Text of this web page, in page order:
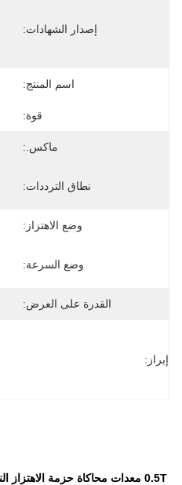
إصدار الشهادات:
اسم المنتج:
قوة:
ماكس.:
نطاق الترددات:
وضع الاهتزاز:
وضع السرعة:
القدرة على العرض:
إبراز:
0.5T معدات محاكاة حزمة الاهتزاز النقل محاكاة ، 60-300 جولة / دقيقة